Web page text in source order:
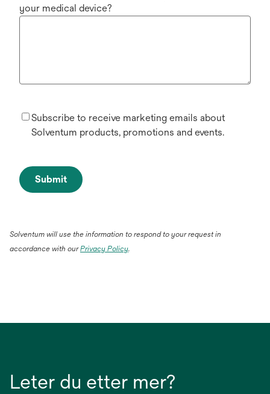
your medical device?
Subscribe to receive marketing emails about
Solventum products, promotions and events.
Submit
Solventum will use the information to respond to your request in
accordance with ourPrivacy Policy.
Leter du etter mer?